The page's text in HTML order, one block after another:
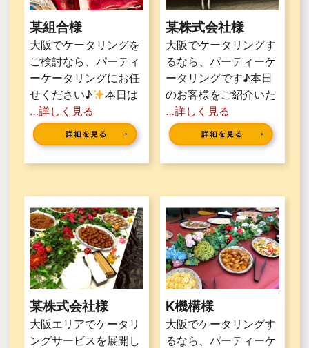
某組合様
大阪でケータリングを
ご検討なら、パーティ
ーケータリングにお任
せください♪
本日は
…詳しく見る
某株式会社様
大阪でケータリングす
るなら、パーティーケ
ータリングです♪本日
のお客様をご紹介いた
…詳しく見る
某株式会社様
大阪エリアでケータリ
ングサービスを展開し
K機構様
大阪でケータリングす
るなら、パーティーケ